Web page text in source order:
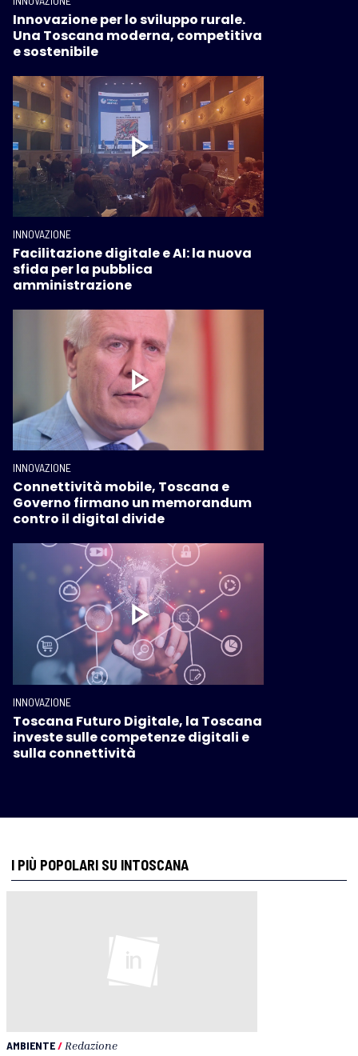
Innovazione per lo sviluppo rurale.
Una Toscana moderna, competitiva
e sostenibile
INNOVAZIONE
Facilitazione digitale e AI: la nuova
sfida per la pubblica
amministrazione
INNOVAZIONE
Connettività mobile, Toscana e
Governo firmano un memorandum
contro il digital divide
INNOVAZIONE
Toscana Futuro Digitale, la Toscana
investe sulle competenze digitali e
sulla connettività
I PIÙ POPOLARI SU INTOSCANA
AMBIENTE/ Redazione